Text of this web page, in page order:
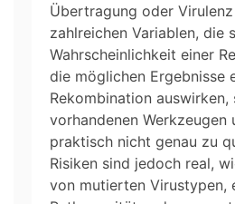
Übertragung oder
zahlreichen Variablen, die
Wahrscheinlichkeit einer
die möglichen Ergebnisse
Rekombination auswirken,
vorhandenen Werkzeugen
praktisch nicht genau zu
Risiken sind jedoch real,
von mutierten Virustypen,